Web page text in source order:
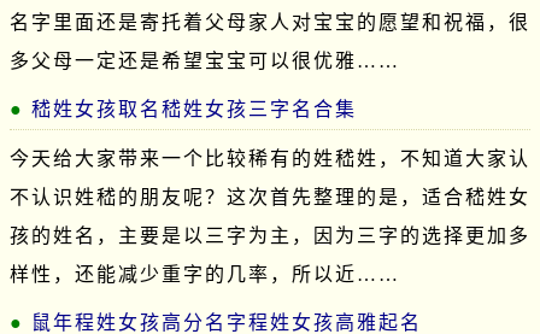
名字里面还是寄托着父母家人对宝宝的愿望和祝福，很
多父母一定还是希望宝宝可以很优雅……
嵇姓女孩取名嵇姓女孩三字名合集
今天给大家带来一个比较稀有的姓嵇姓，不知道大家认
不认识姓嵇的朋友呢？这次首先整理的是，适合嵇姓女
孩的姓名，主要是以三字为主，因为三字的选择更加多
样性，还能减少重字的几率，所以近……
鼠年程姓女孩高分名字程姓女孩高雅起名